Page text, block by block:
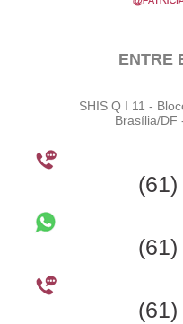
ENTRE
SHIS Q I 11 -
Brasília/DF
(61)
(61)
(61)